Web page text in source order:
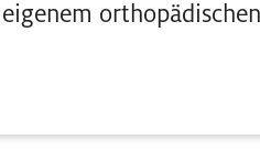
orthopädischen